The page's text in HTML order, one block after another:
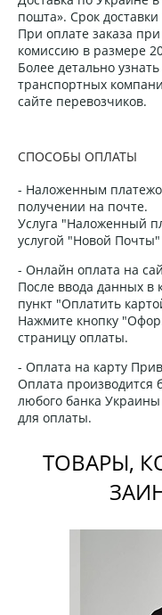
пошта». Срок
При оплате заказа
комиссию в размере
Более детально
транспортных
сайте перевозчиков.
СПОСОБЫ ОПЛАТЫ
- Наложенным
получении на почте.
Услуга "Наложенный
услугой "Новой
- Онлайн оплата на
После ввода данных в
пункт "Оплатить
Нажмите кнопку
страницу оплаты.
- Оплата на карту
Оплата производится
любого банка
для оплаты.
ТОВАРЫ,